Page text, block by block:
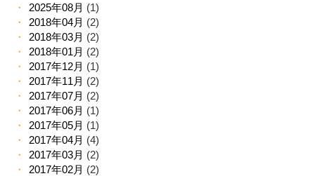
2025年08月 (1)
2018年04月 (2)
2018年03月 (2)
2018年01月 (2)
2017年12月 (1)
2017年11月 (2)
2017年07月 (2)
2017年06月 (1)
2017年05月 (1)
2017年04月 (4)
2017年03月 (2)
2017年02月 (2)